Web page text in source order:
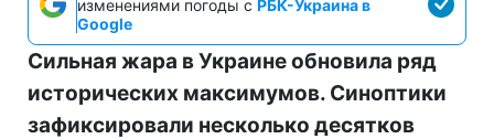
изменениями погоды с РБК-Украина в
Google
Сильная жара в Украине обновила ряд
исторических максимумов. Синоптики
зафиксировали несколько десятков